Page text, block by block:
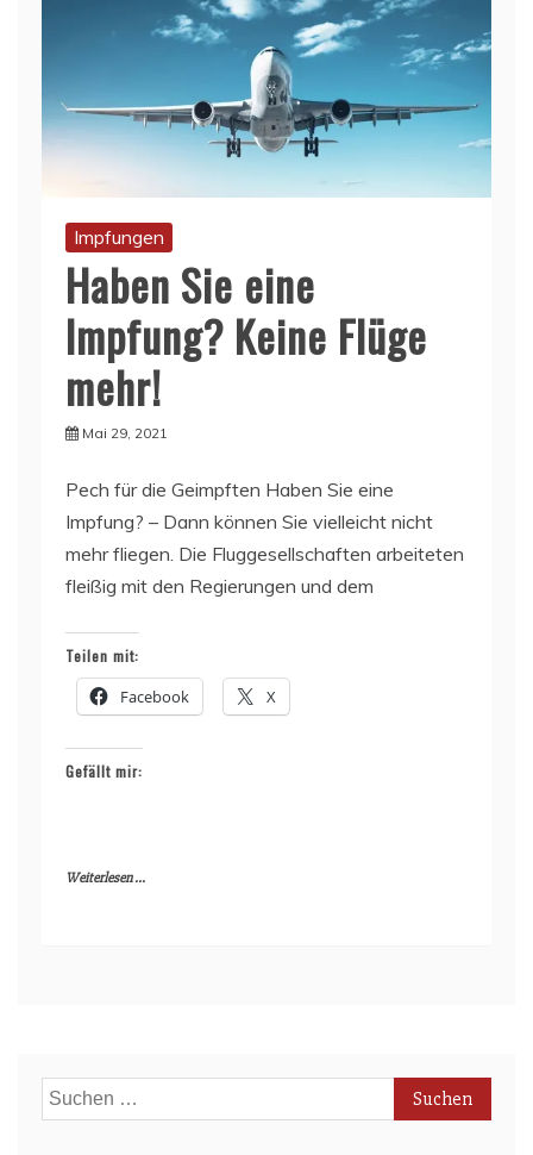
Impfungen
Haben Sie eine
Impfung? Keine Flüge
mehr!
Mai 29, 2021
Pech für die Geimpften Haben Sie eine
Impfung? – Dann können Sie vielleicht nicht
mehr fliegen. Die Fluggesellschaften arbeiteten
fleißig mit den Regierungen und dem
Teilen mit:
Facebook X
Gefällt mir:
Weiterlesen ...
Suchen
nach: